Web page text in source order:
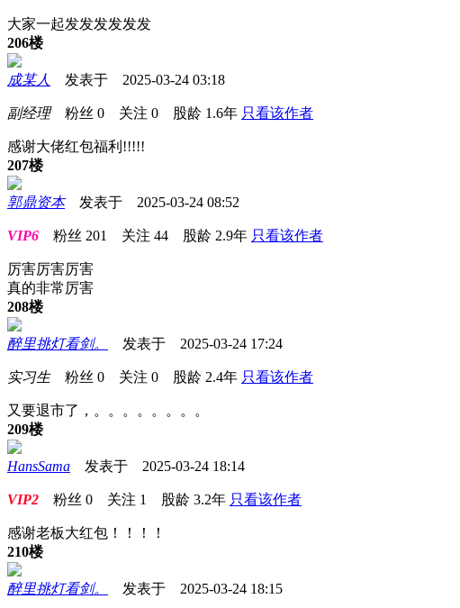
大家一起发发发发发发
206楼
成某人 发表于 2025-03-24 03:18
副经理粉丝 0 关注 0 股龄 1.6年 只看该作者
感谢大佬红包福利!!!!!
207楼
郭鼎资本发表于 2025-03-24 08:52
VIP6 粉丝 201 关注 44 股龄 2.9年 只看该作者
厉害厉害厉害
真的非常厉害
208楼
醉里挑灯看剑。 发表于 2025-03-24 17:24
实习生粉丝 0 关注 0 股龄 2.4年 只看该作者
又要退市了，。。。。。。。。
209楼
HansSama 发表于 2025-03-24 18:14
VIP2 粉丝 0 关注 1 股龄 3.2年 只看该作者
感谢老板大红包！！！！
210楼
醉里挑灯看剑。 发表于 2025-03-24 18:15